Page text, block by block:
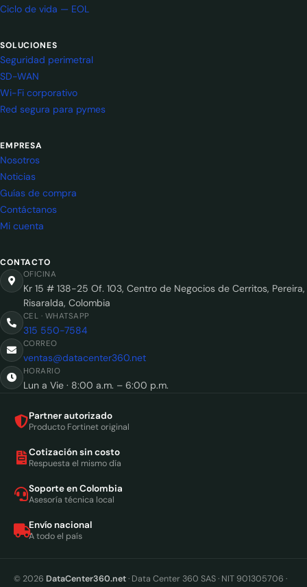
Ciclo de vida — EOL
SOLUCIONES
Seguridad perimetral
SD-WAN
Wi-Fi corporativo
Red segura para pymes
EMPRESA
Nosotros
Noticias
Guías de compra
Contáctanos
Mi cuenta
CONTACTO
OFICINA
Kr 15 # 138-25 Of. 103, Centro de Negocios de Cerritos, Pereira,
Risaralda, Colombia
CEL · WHATSAPP
315 550-7584
CORREO
ventas@datacenter360.net
HORARIO
Lun a Vie · 8:00 a.m. – 6:00 p.m.
Partner autorizado
Producto Fortinet original
Cotización sin costo
Respuesta el mismo día
Soporte en Colombia
Asesoría técnica local
Envío nacional
A todo el país
© 2026 DataCenter360.net· Data Center 360 SAS · NIT 901305706 ·